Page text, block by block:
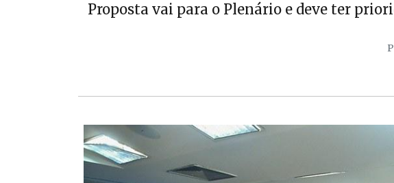
Proposta vai para o Plenário e deve ter